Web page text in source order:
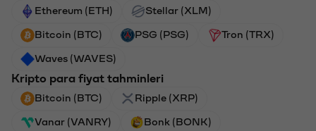
Ethereum (ETH) Stellar (XLM)
Bitcoin (BTC) PSG (PSG) Tron (TRX)
Waves (WAVES)
Kripto para fiyat tahminleri
Bitcoin (BTC) Ripple (XRP)
Vanar (VANRY) Bonk (BONK)